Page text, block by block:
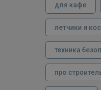
для кафе
летчики и
техника
про